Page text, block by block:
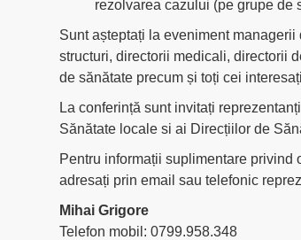
rezolvarea cazului (pe grupe de
Sunt așteptați la eveniment
structuri, directorii medicali, directorii
de sănătate precum și toți cei
La conferință sunt invitați
Sănătate locale si ai Direcțiilor de
Pentru informații suplimentare privind
adresați prin email sau telefonic
Mihai Grigore
Telefon mobil: 0799.958.348